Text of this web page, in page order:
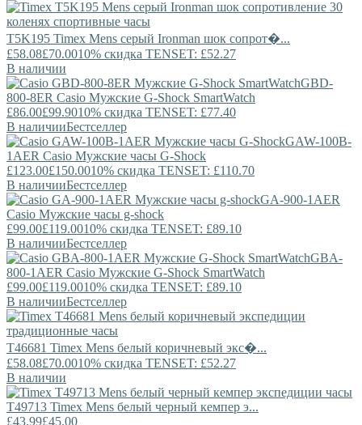
T5K195 Timex Mens серый Ironman шок сопрот�...
£58.08£70.0010% скидка TENSET: £52.27
В наличии
GBD-
800-8ER Casio Мужские G-Shock SmartWatch
£86.00£99.9010% скидка TENSET: £77.40
В наличииБестселлер
GAW-100B-
1AER Casio Мужские часы G-Shock
£123.00£150.0010% скидка TENSET: £110.70
В наличииБестселлер
GA-900-1AER
Casio Мужские часы g-shock
£99.00£119.0010% скидка TENSET: £89.10
В наличииБестселлер
GBA-
800-1AER Casio Мужские G-Shock SmartWatch
£99.00£119.0010% скидка TENSET: £89.10
В наличииБестселлер
T46681 Timex Mens белый коричневый экс�...
£58.08£70.0010% скидка TENSET: £52.27
В наличии
T49713 Timex Mens белый черный кемпер э...
£43.99£45.00